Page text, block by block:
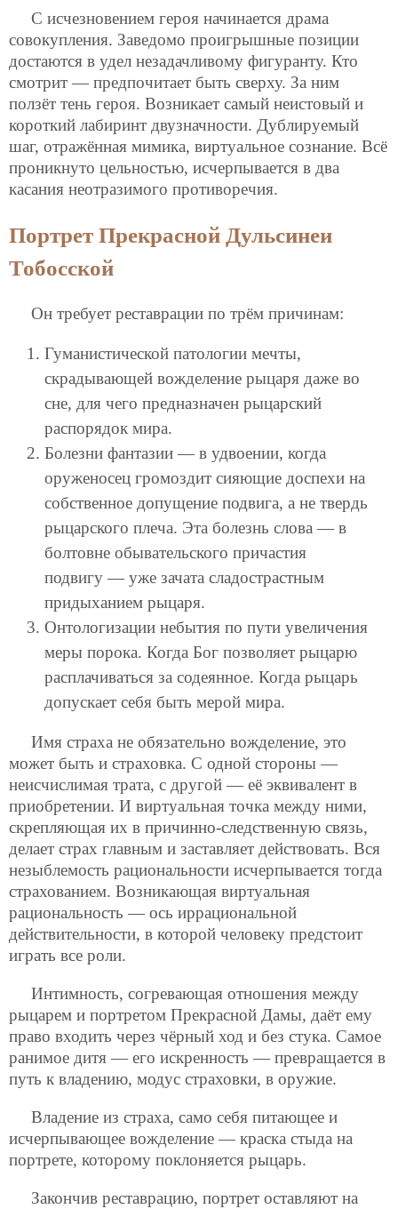
С исчезновением героя начинается драма
совокупления. Заведомо проигрышные позиции
достаются в удел незадачливому фигуранту. Кто
смотрит — предпочитает быть сверху. За ним
ползёт тень героя. Возникает самый неистовый и
короткий лабиринт двузначности. Дублируемый
шаг, отражённая мимика, виртуальное сознание. Всё
проникнуто цельностью, исчерпывается в два
касания неотразимого противоречия.
Портрет Прекрасной Дульсинеи
Тобосской
Он требует реставрации по трём причинам:
Гуманистической патологии мечты,
скрадывающей вожделение рыцаря даже во
сне, для чего предназначен рыцарский
распорядок мира.
Болезни фантазии — в удвоении, когда
оруженосец громоздит сияющие доспехи на
собственное допущение подвига, а не твердь
рыцарского плеча. Эта болезнь слова — в
болтовне обывательского причастия
подвигу — уже зачата сладострастным
придыханием рыцаря.
Онтологизации небытия по пути увеличения
меры порока. Когда Бог позволяет рыцарю
расплачиваться за содеянное. Когда рыцарь
допускает себя быть мерой мира.
Имя страха не обязательно вожделение, это
может быть и страховка. С одной стороны —
неисчислимая трата, с другой — её эквивалент в
приобретении. И виртуальная точка между ними,
скрепляющая их в причинно-следственную связь,
делает страх главным и заставляет действовать. Вся
незыблемость рациональности исчерпывается тогда
страхованием. Возникающая виртуальная
рациональность — ось иррациональной
действительности, в которой человеку предстоит
играть все роли.
Интимность, согревающая отношения между
рыцарем и портретом Прекрасной Дамы, даёт ему
право входить через чёрный ход и без стука. Самое
ранимое дитя — его искренность — превращается в
путь к владению, модус страховки, в оружие.
Владение из страха, само себя питающее и
исчерпывающее вожделение — краска стыда на
портрете, которому поклоняется рыцарь.
Закончив реставрацию, портрет оставляют на